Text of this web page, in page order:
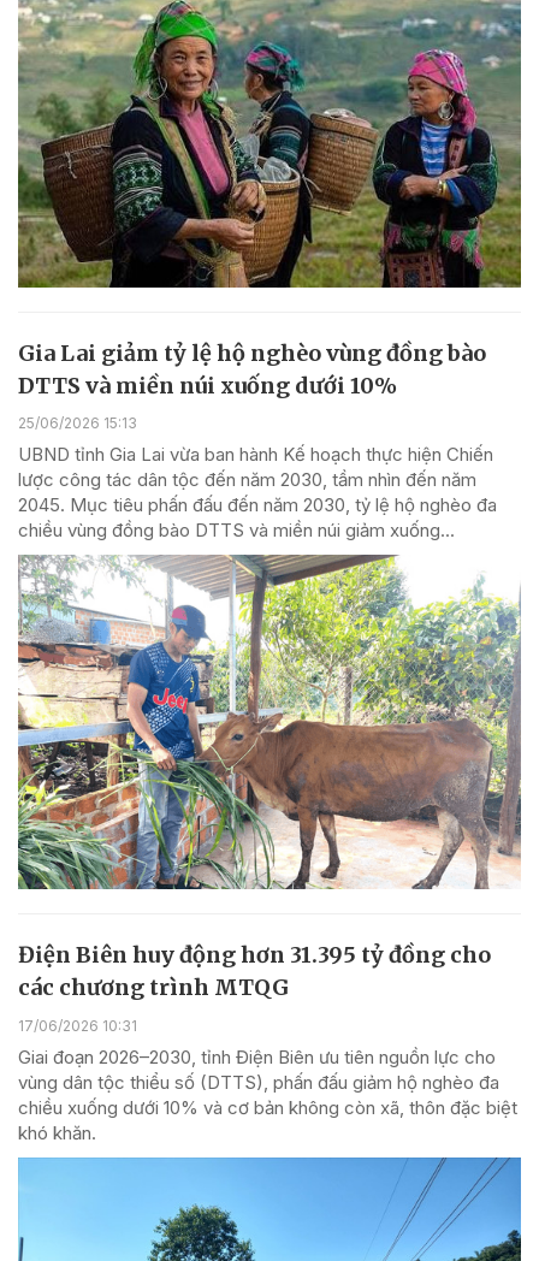
Gia Lai giảm tỷ lệ hộ nghèo vùng đồng bào
DTTS và miền núi xuống dưới 10%
25/06/2026 15:13
UBND tỉnh Gia Lai vừa ban hành Kế hoạch thực hiện Chiến
lược công tác dân tộc đến năm 2030, tầm nhìn đến năm
2045. Mục tiêu phấn đấu đến năm 2030, tỷ lệ hộ nghèo đa
chiều vùng đồng bào DTTS và miền núi giảm xuống...
Điện Biên huy động hơn 31.395 tỷ đồng cho
các chương trình MTQG
17/06/2026 10:31
Giai đoạn 2026–2030, tỉnh Điện Biên ưu tiên nguồn lực cho
vùng dân tộc thiểu số (DTTS), phấn đấu giảm hộ nghèo đa
chiều xuống dưới 10% và cơ bản không còn xã, thôn đặc biệt
khó khăn.